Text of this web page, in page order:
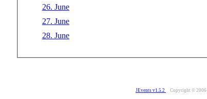
26. June
27. June
28. June
JEvents v1.5.2 Copyright ©